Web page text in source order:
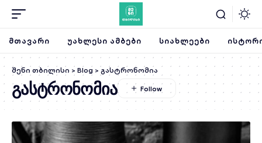
ᲛᲗᲐᲕᲐᲠᲘ ᲣᲐᲮᲚᲔᲡᲘ ᲐᲛᲑᲔᲑᲘ ᲡᲘᲐᲮᲚᲔᲔᲑᲘ
შენი თბილისი > Blog > გასტრონომია
გასტრონომია